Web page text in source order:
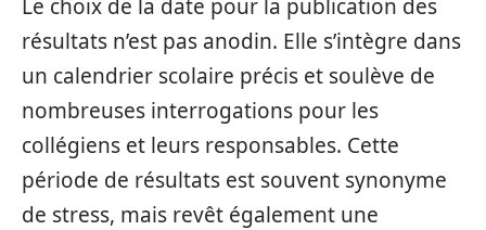
Le choix de la date pour la publication des
résultats n’est pas anodin. Elle s’intègre dans
un calendrier scolaire précis et soulève de
nombreuses interrogations pour les
collégiens et leurs responsables. Cette
période de résultats est souvent synonyme
de stress, mais revêt également une